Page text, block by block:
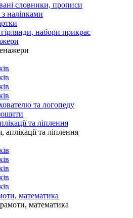
словники, прописи
наліпками
набори прикрас
та логопеду
та ліплення
та ліплення
математика
математика